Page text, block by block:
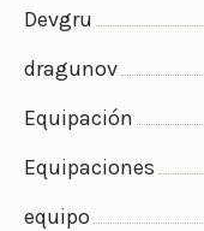
Devgru
dragunov
Equipación
Equipaciones
equipo